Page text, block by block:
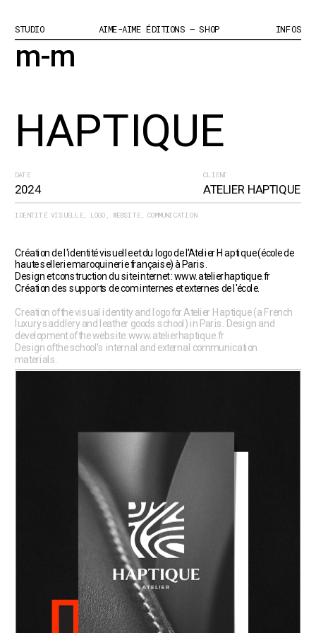
HAPTIQUE
DATE
2024
IDENTITÉ VISUELLE, LOGO, WEBSITE, COMMUNICATION
CLIENT
ATELIER HAPTIQUE
Création de l'identité visuelle et du logo de l'Atelier Haptique (école de
haute sellerie maroquinerie française) à Paris.
Design et construction du site internet : www.atelierhaptique.fr
Création des supports de com internes et externes de l'école.
Creation of the visual identity and logo for Atelier Haptique (a French
luxury saddlery and leather goods school) in Paris. Design and
development of the website: www.atelierhaptique.fr
Design of the school's internal and external communication
materials.
INFOS
AIME-AIME ÉDITIONS – SHOP
STUDIO
m-m